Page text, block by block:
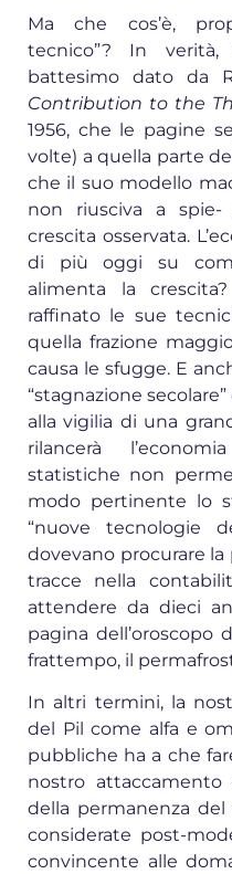
Ma che cos’è,
tecnico”? In
battesimo dato da
Contribution to the
1956, che le pagine
volte) a quella parte
che il suo modello
non riusciva a spie-
crescita osservata.
di più oggi su
alimenta la
raffinato le sue
quella frazione
causa le sfugge. E
“stagnazione
alla vigilia di una
rilancerà
statistiche non
modo pertinente lo
“nuove tecnologie
dovevano procurare
tracce nella
attendere da dieci
pagina dell’oroscopo
frattempo, il
In altri termini, la
del Pil come alfa e
pubbliche ha a che
nostro attaccamento
della permanenza del
considerate post-
convincente alle